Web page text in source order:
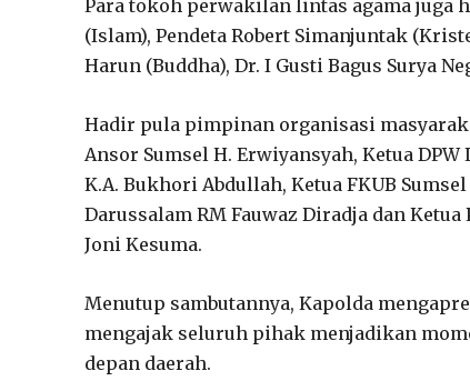
Para tokoh perwakilan lintas agama juga
(Islam), Pendeta Robert Simanjuntak
Harun (Buddha), Dr. I Gusti Bagus Surya
Hadir pula pimpinan organisasi
Ansor Sumsel H. Erwiyansyah, Ketua
K.A. Bukhori Abdullah, Ketua FKUB
Darussalam RM Fauwaz Diradja dan
Joni Kesuma.
Menutup sambutannya, Kapolda
mengajak seluruh pihak menjadikan
depan daerah.